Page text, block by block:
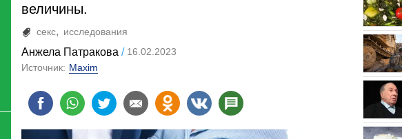
величины.
секс исследования
Анжела Патракова
16.02.2023
Источник: Maxim